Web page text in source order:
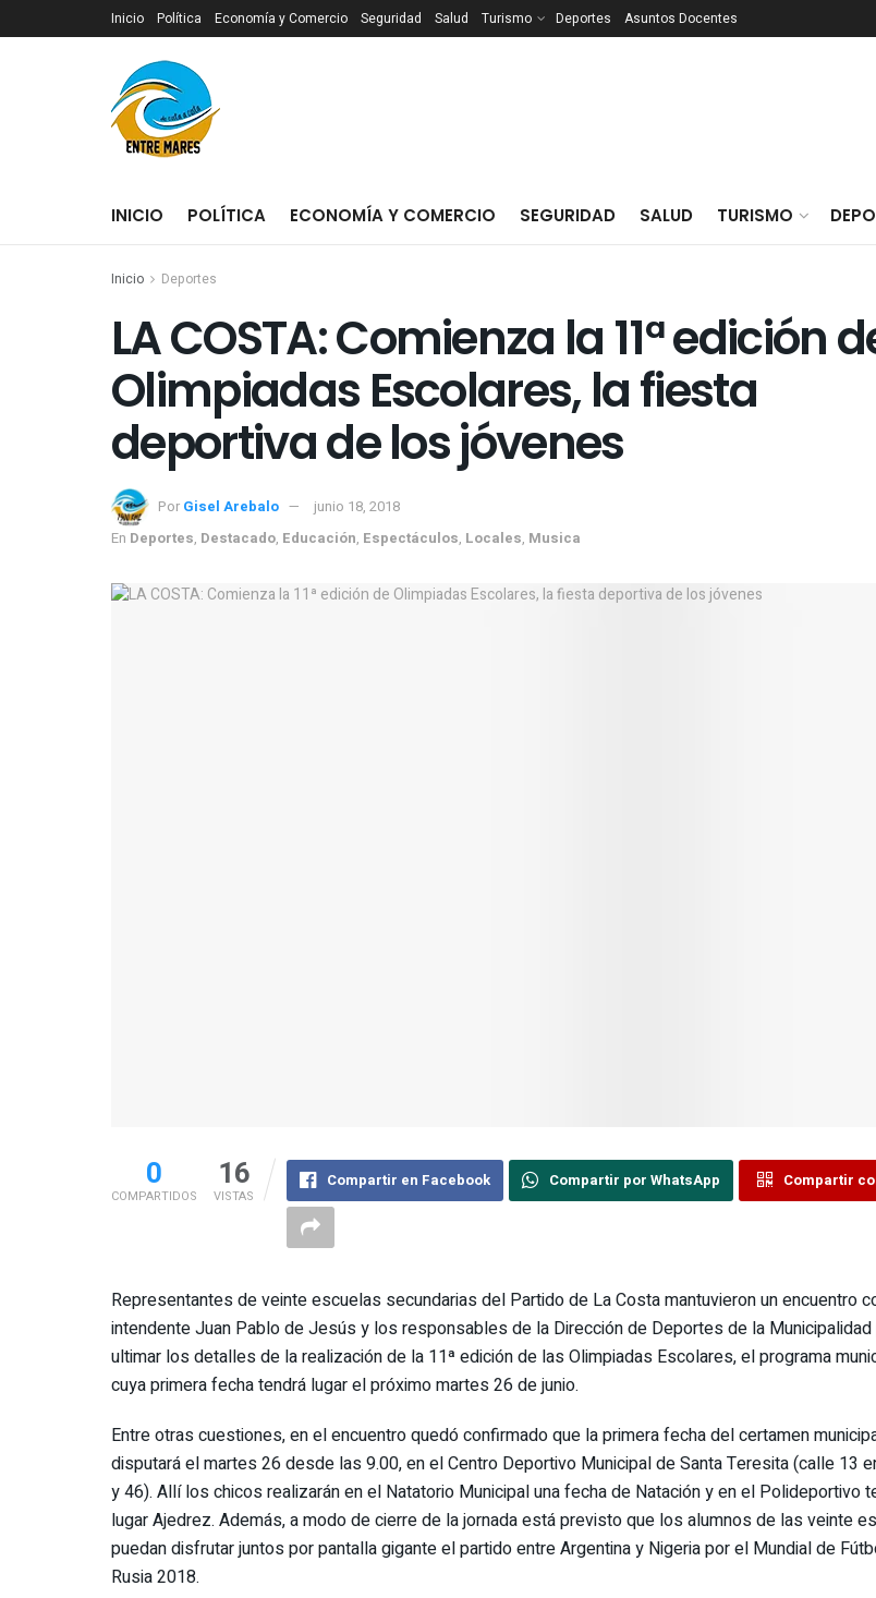
Inicio Política Economía y Comercio Seguridad Salud Turismo Deportes Asuntos Docentes
INICIO POLÍTICA ECONOMÍA Y COMERCIO SEGURIDAD SALUD TURISMO
Inicio Deportes
LA COSTA: Comienza la 11ª edición
Olimpiadas Escolares, la fiesta
deportiva de los jóvenes
Por Gisel Arebalo
junio 18, 2018
En Deportes, Destacado, Educación, Espectáculos, Locales, Musica
0
COMPARTIDOS
16
VISTAS
Compartir en Facebook Compartir por WhatsApp Compartir
Representantes de veinte escuelas secundarias del Partido de La Costa mantuvieron un encuentro
intendente Juan Pablo de Jesús y los responsables de la Dirección de Deportes de la Municipalidad
ultimar los detalles de la realización de la 11ª edición de las Olimpiadas Escolares, el programa
cuya primera fecha tendrá lugar el próximo martes 26 de junio.
Entre otras cuestiones, en el encuentro quedó confirmado que la primera fecha del certamen
disputará el martes 26 desde las 9.00, en el Centro Deportivo Municipal de Santa Teresita (calle 13
y 46). Allí los chicos realizarán en el Natatorio Municipal una fecha de Natación y en el Polideportivo
lugar Ajedrez. Además, a modo de cierre de la jornada está previsto que los alumnos de las veinte
puedan disfrutar juntos por pantalla gigante el partido entre Argentina y Nigeria por el Mundial de
Rusia 2018.